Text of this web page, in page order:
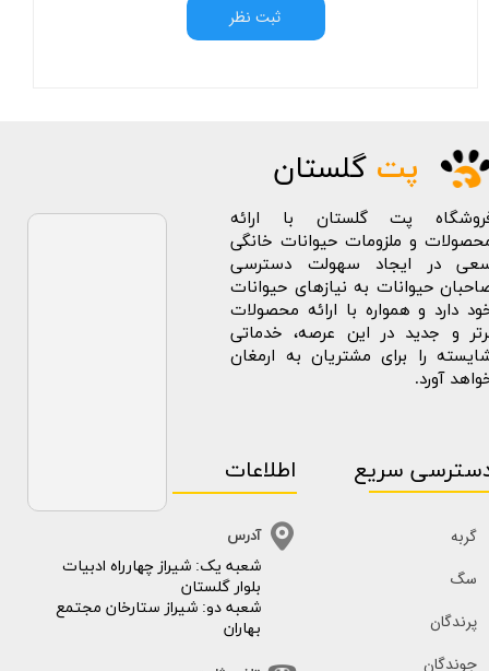
ثبت نظر
پت گلستان
پت گلستان با ارائه
و ملزومات حیوانات خانگی
در ایجاد سهولت دسترسی
حیوانات به نیازهای حیوانات
دارد و همواره با ارائه محصولات
و جدید در این عرصه، خدماتی
را برای مشتریان به ارمغان
آورد.
سریع
گربه
سگ
پرندگان
جوندگان
​​شعبه یک: شیراز چهارراه ادبیات
بلوار گلستان
شعبه دو: شیراز ستارخان مجتمع
بهاران
اطلاعات
آدرس